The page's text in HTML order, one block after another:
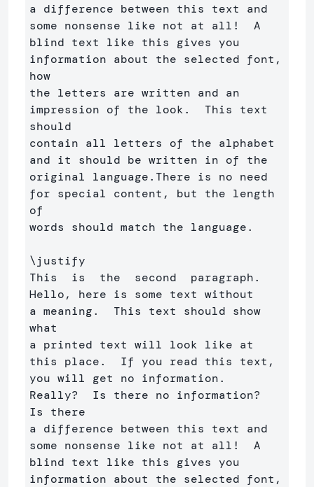
a difference between this text and
some nonsense like not at all!  A
blind text like this gives you
information about the selected font,
how
the letters are written and an
impression of the look.  This text
should
contain all letters of the alphabet
and it should be written in of the
original language.There is no need
for special content, but the length
of
words should match the language.
\justify
This  is  the  second  paragraph.
Hello, here is some text without
a meaning.  This text should show
what
a printed text will look like at
this place.  If you read this text,
you will get no information.
Really?  Is there no information?
Is there
a difference between this text and
some nonsense like not at all!  A
blind text like this gives you
information about the selected font,